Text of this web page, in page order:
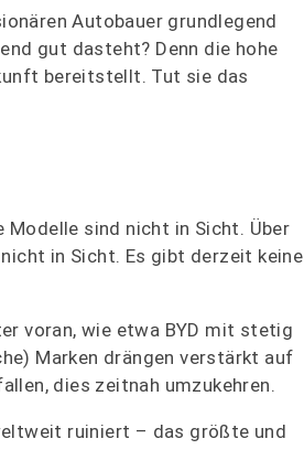
Autobauer grundlegend
gut dasteht? Denn die hohe
bereitstellt. Tut sie das
Modelle sind nicht in Sicht. Über
in Sicht. Es gibt derzeit keine
voran, wie etwa BYD mit stetig
Marken drängen verstärkt auf
dies zeitnah umzukehren.
ruiniert – das größte und